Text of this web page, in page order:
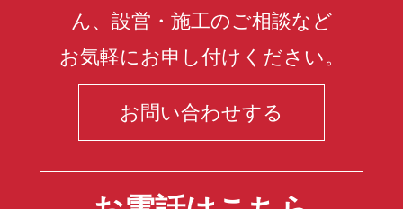
ん、設営・施工のご相談など
お気軽にお申し付けください。
お問い合わせする